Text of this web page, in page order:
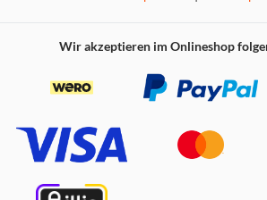
Wir akzeptieren im Onlineshop